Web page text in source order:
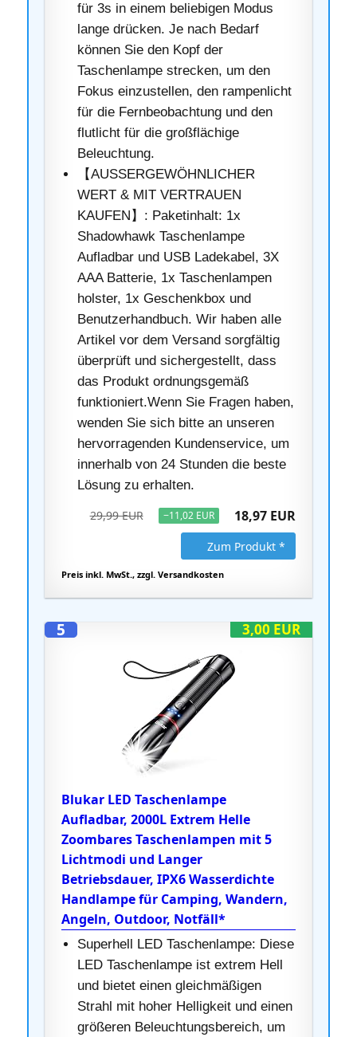
für 3s in einem beliebigen Modus
lange drücken. Je nach Bedarf
können Sie den Kopf der
Taschenlampe strecken, um den
Fokus einzustellen, den rampenlicht
für die Fernbeobachtung und den
flutlicht für die großflächige
Beleuchtung.
【AUSSERGEWÖHNLICHER
WERT & MIT VERTRAUEN
KAUFEN】: Paketinhalt: 1x
Shadowhawk Taschenlampe
Aufladbar und USB Ladekabel, 3X
AAA Batterie, 1x Taschenlampen
holster, 1x Geschenkbox und
Benutzerhandbuch. Wir haben alle
Artikel vor dem Versand sorgfältig
überprüft und sichergestellt, dass
das Produkt ordnungsgemäß
funktioniert.Wenn Sie Fragen haben,
wenden Sie sich bitte an unseren
hervorragenden Kundenservice, um
innerhalb von 24 Stunden die beste
Lösung zu erhalten.
29,99 EUR −11,02 EUR 18,97 EUR
Zum Produkt *
Preis inkl. MwSt., zzgl. Versandkosten
3,00 EUR
5
Blukar LED Taschenlampe
Aufladbar, 2000L Extrem Helle
Zoombares Taschenlampen mit 5
Lichtmodi und Langer
Betriebsdauer, IPX6 Wasserdichte
Handlampe für Camping, Wandern,
Angeln, Outdoor, Notfäll*
Superhell LED Taschenlampe: Diese
LED Taschenlampe ist extrem Hell
und bietet einen gleichmäßigen
Strahl mit hoher Helligkeit und einen
größeren Beleuchtungsbereich, um